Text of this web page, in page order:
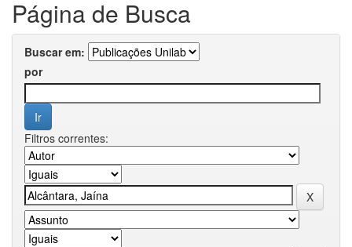
Página de Busca
Buscar em:
por
Filtros correntes: